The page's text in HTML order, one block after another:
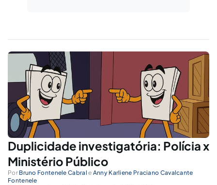
Duplicidade investigatória: Polícia x
Ministério Público
Por Bruno Fontenele Cabral e Anny Karliene Praciano Cavalcante
Fontenele